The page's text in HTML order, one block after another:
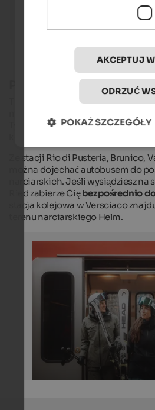
Podróż pociągiem na
In Pustertal, ski enthusiasts
Kronplatz and 3 Zinnen
IDM Südtirol-Alto Adige/Manuel
Transport publiczny -pociąg i
Tyrolu. Na szczególną uwagę
Ze stacji Rio di Pusteria, Brunico,
można dojechać autobusem do
narciarskich. Jeśli wysiądziesz na
Ried zabierze Ciębezpośrednio
stacja kolejowa w Versciaco
terenu narciarskiego Helm.
AKCEPTUJ
ODRZUĆ
POKAŻ SZCZEGÓŁY